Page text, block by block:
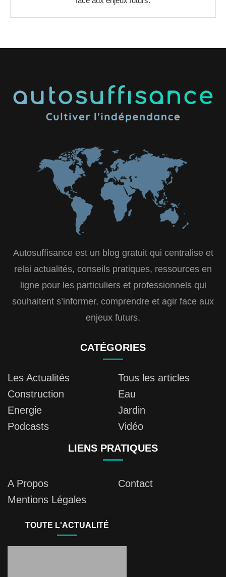
Autosuffisance est un blog gratuit qui centralise et
relai actualités, conseils pratiques, ressources en
ligne pour les particuliers et professionnels qui
souhaitent s’informer, comprendre et agir face aux
enjeux futurs.
CATÉGORIES
Les Actualités
Tous les articles
Construction
Eau
Energie
Jardin
Podcasts
Vidéo
LIENS PRATIQUES
A Propos
Contact
Mentions Légales
TOUTE L'ACTUALITÉ